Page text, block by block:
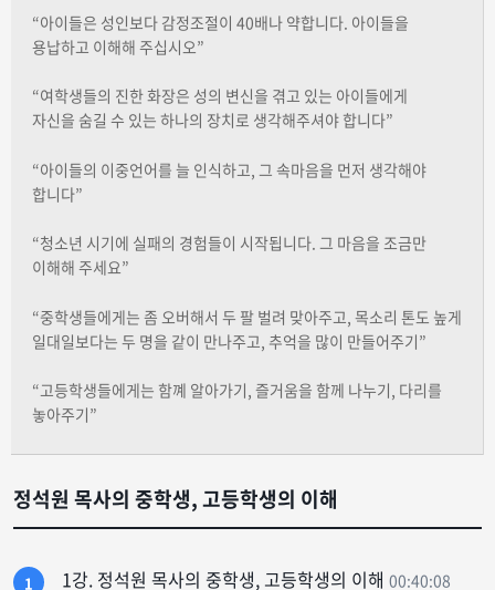
“아이들은 성인보다 감정조절이 40배나 약합니다. 아이들을
용납하고 이해해 주십시오”
“여학생들의 진한 화장은 성의 변신을 겪고 있는 아이들에게
자신을 숨길 수 있는 하나의 장치로 생각해주셔야 합니다”
“아이들의 이중언어를 늘 인식하고, 그 속마음을 먼저 생각해야
합니다”
“청소년 시기에 실패의 경험들이 시작됩니다. 그 마음을 조금만
이해해 주세요”
“중학생들에게는 좀 오버해서 두 팔 벌려 맞아주고, 목소리 톤도 높게
일대일보다는 두 명을 같이 만나주고, 추억을 많이 만들어주기”
“고등학생들에게는 함꼐 알아가기, 즐거움을 함께 나누기, 다리를
놓아주기”
정석원 목사의 중학생, 고등학생의 이해
1 1강. 정석원 목사의 중학생, 고등학생의 이해 00:40:08